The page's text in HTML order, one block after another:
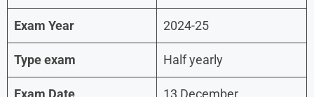
Exam Year 2024-25
Type exam Half yearly